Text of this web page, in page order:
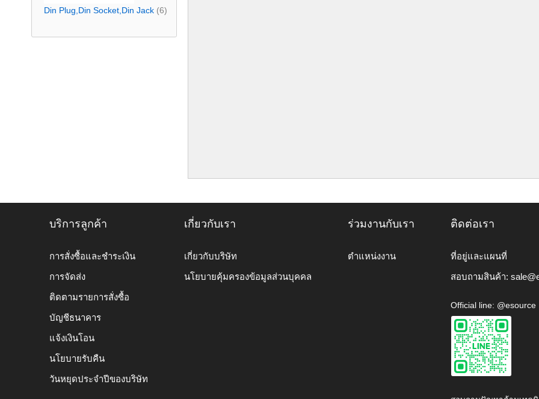
Din Plug,Din Socket,Din Jack (6)
บริการลูกค้า
การสั่งซื้อและชำระเงิน
การจัดส่ง
ติดตามรายการสั่งซื้อ
บัญชีธนาคาร
แจ้งเงินโอน
นโยบายรับคืน
วันหยุดประจำปีของบริษัท
เกี่ยวกับเรา
เกี่ยวกับบริษัท
นโยบายคุ้มครองข้อมูลส่วนบุคคล
ร่วมงานกับเรา
ตำแหน่งงาน
ติดต่อเรา
ที่อยู่และแผนที่
สอบถามสินค้า:
Official line: @esource